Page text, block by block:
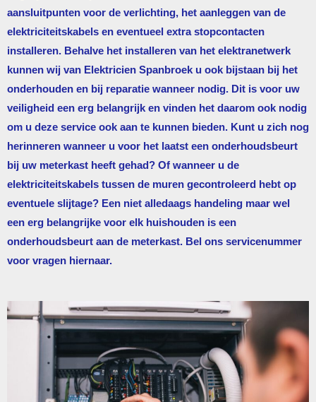
aansluitpunten voor de verlichting, het aanleggen van de
elektriciteitskabels en eventueel extra stopcontacten
installeren. Behalve het installeren van het elektranetwerk
kunnen wij van Elektricien Spanbroek u ook bijstaan bij het
onderhouden en bij reparatie wanneer nodig. Dit is voor uw
veiligheid een erg belangrijk en vinden het daarom ook nodig
om u deze service ook aan te kunnen bieden. Kunt u zich nog
herinneren wanneer u voor het laatst een onderhoudsbeurt
bij uw meterkast heeft gehad? Of wanneer u de
elektriciteitskabels tussen de muren gecontroleerd hebt op
eventuele slijtage? Een niet alledaags handeling maar wel
een erg belangrijke voor elk huishouden is een
onderhoudsbeurt aan de meterkast. Bel ons servicenummer
voor vragen hiernaar.